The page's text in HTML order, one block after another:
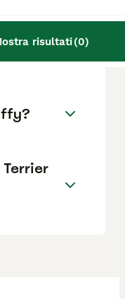
risultati(0)
e
Bull